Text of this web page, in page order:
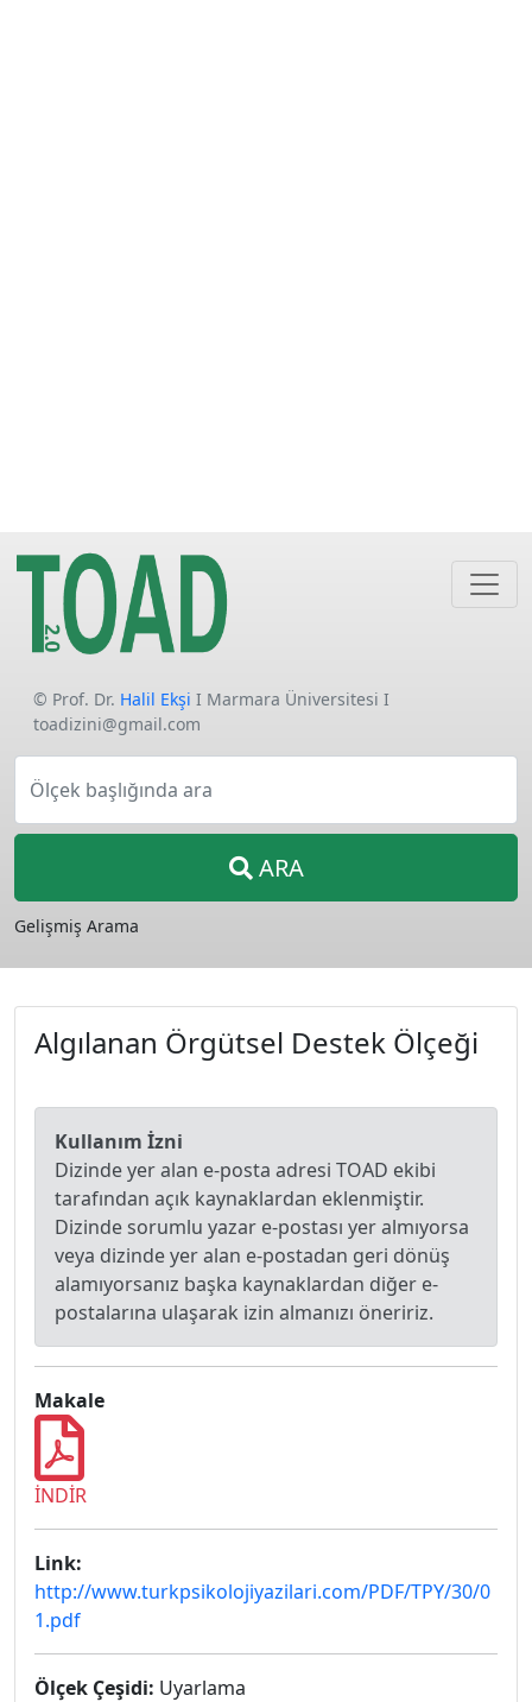
© Prof. Dr. Halil Ekşi I Marmara Üniversitesi I
toadizini@gmail.com
Ölçek başlığında ara
ARA
Gelişmiş Arama
Algılanan Örgütsel Destek Ölçeği
Kullanım İzni
Dizinde yer alan e-posta adresi TOAD ekibi
tarafından açık kaynaklardan eklenmiştir.
Dizinde sorumlu yazar e-postası yer almıyorsa
veya dizinde yer alan e-postadan geri dönüş
alamıyorsanız başka kaynaklardan diğer e-
postalarına ulaşarak izin almanızı öneririz.
Makale
İNDİR
Link:
http://www.turkpsikolojiyazilari.com/PDF/TPY/30/0
1.pdf
Ölçek Çeşidi: Uyarlama